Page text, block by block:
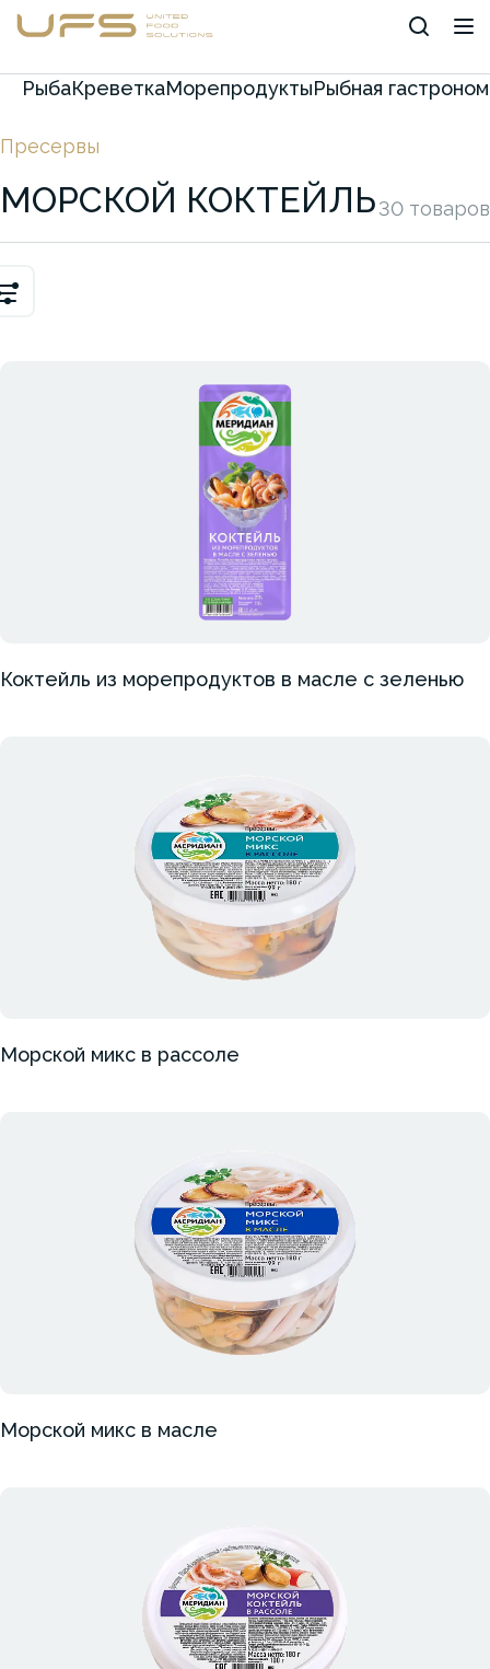
РыбаКреветкаМорепродуктыРыбная
Пресервы
МОРСКОЙ КОКТЕЙЛЬ30 товаров
Коктейль из морепродуктов в масле с зеленью
Морской микс в рассоле
Морской микс в масле